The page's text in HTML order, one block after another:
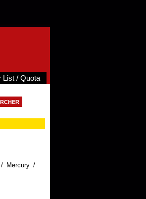
List / Quota
Mercury /